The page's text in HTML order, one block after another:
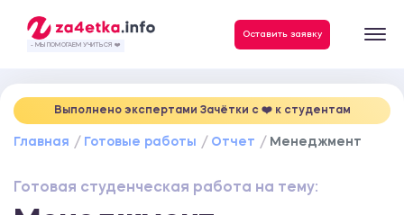
- МЫ ПОМОГАЕМ УЧИТЬСЯ ❤️
Оставить заявку
Выполнено экспертами Зачётки c ❤️ к студентам
Главная Готовые работы Отчет Менеджмент
Готовая студенческая работа на тему: